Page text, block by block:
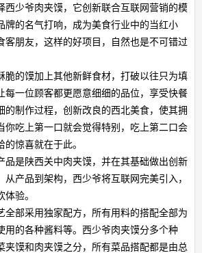
西少爷肉夹馍，它创新联合互联网营销的模
牌的名气打响，成为美食行业中的当红小
客朋友，这样的好项目，自然也是不可错过
脆的馍加上其他新鲜食材，打破以往只为填
每一位顾客都更愿意细细的品位，享受快餐
的制作过程，创新改良的西北美食，使其拥
你吃上第一口就会觉得特别，吃上第二口会
惊喜就在于此。
品是陕西关中肉夹馍，并在其基础做出创新
从产品到架构，西少爷将互联网完美引入，
验。
全部采用独家配方，所有用料的搭配全部为
用的各种酱料等。西少爷肉夹馍分多个种
夹馍和肉夹馍之分，所有菜品搭配都是由总